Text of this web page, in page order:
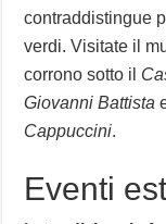
contraddistingue
verdi. Visitate il
corrono sotto il
Giovanni Battista
Cappuccini.
Eventi